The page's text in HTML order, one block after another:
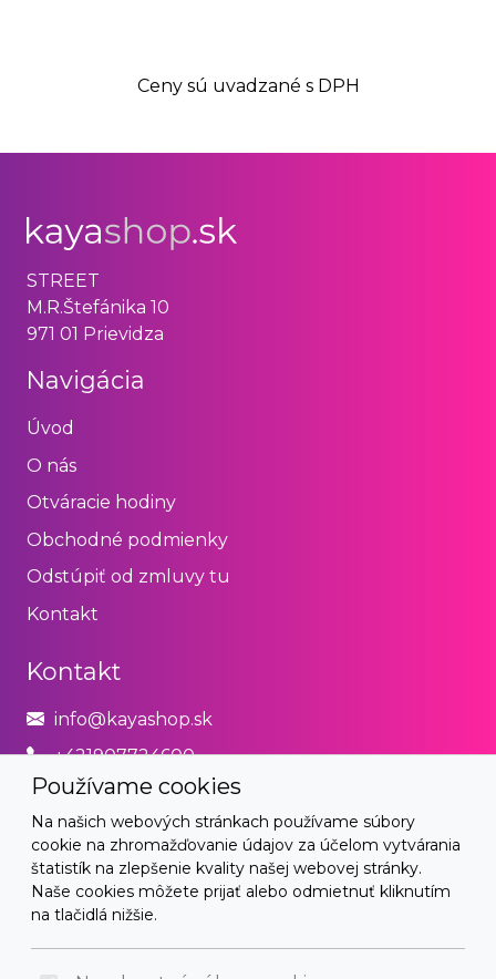
Ceny sú uvadzané s DPH
Používame cookies
Na našich webových stránkach používame súbory
cookie na zhromažďovanie údajov za účelom vytvárania
štatistík na zlepšenie kvality našej webovej stránky.
Naše cookies môžete prijať alebo odmietnuť kliknutím
na tlačidlá nižšie.
STREET
M.R.Štefánika 10
971 01 Prievidza
Navigácia
Úvod
O nás
Otváracie hodiny
Obchodné podmienky
Odstúpiť od zmluvy tu
Kontakt
Kontakt
info@kayashop.sk
+421907724600
Právne
Obchodné podmienky
Zásady používania cookies
© 2026 Arrabella s.r.o., mayabella s.r.o., Všetky práva
vyhradené.